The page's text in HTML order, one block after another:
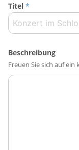
Titel *
Beschreibung
Freuen Sie sich auf ein